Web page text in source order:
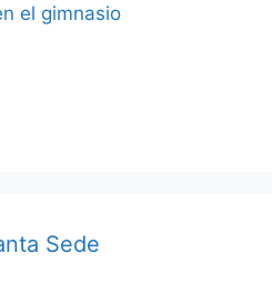
el gimnasio
Sede